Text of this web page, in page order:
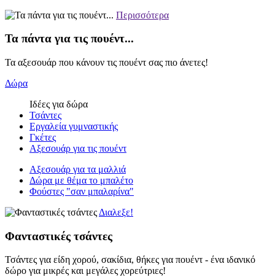
Περισσότερα
Τα πάντα για τις πουέντ...
Τα αξεσουάρ που κάνουν τις πουέντ σας πιο άνετες!
Δώρα
Ιδέες για δώρα
Τσάντες
Εργαλεία γυμναστικής
Γκέτες
Αξεσουάρ για τις πουέντ
Αξεσουάρ για τα μαλλιά
Δώρα με θέμα το μπαλέτο
Φούστες "σαν μπαλαρίνα"
Διαλεξε!
Φανταστικές τσάντες
Τσάντες για είδη χορού, σακίδια, θήκες για πουέντ - ένα ιδανικό
δώρο για μικρές και μεγάλες χορεύτριες!